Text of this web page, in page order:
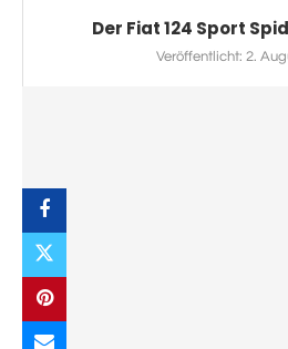
Der Fiat 124 Sport
Veröffentlicht: 2.